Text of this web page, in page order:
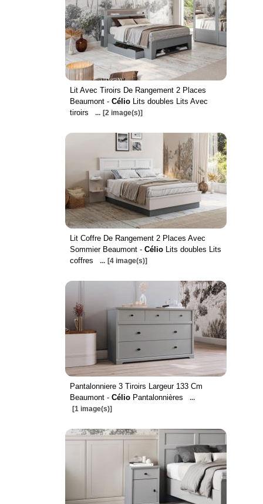
Lit Avec Tiroirs De Rangement 2 Places
Beaumont - CélioLits doubles Lits Avec
tiroirs
... [2 image(s)]
Lit Coffre De Rangement 2 Places Avec
Sommier Beaumont - CélioLits doubles Lits
coffres
... [4 image(s)]
Pantalonniere 3 Tiroirs Largeur 133 Cm
Beaumont - CélioPantalonnières
...
[1 image(s)]